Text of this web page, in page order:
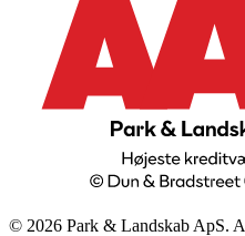
© 2026 Park & Landskab ApS.